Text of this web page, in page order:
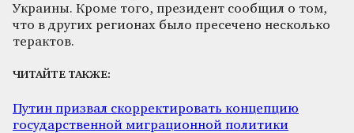
Украины. Кроме того, президент сообщил о том,
что в других регионах было пресечено несколько
терактов.
ЧИТАЙТЕ ТАКЖЕ:
Путин призвал скорректировать концепцию
государственной миграционной политики